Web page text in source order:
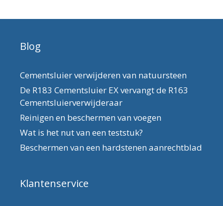
Blog
Cementsluier verwijderen van natuursteen
De R183 Cementsluier EX vervangt de R163
Cementsluierverwijderaar
Reinigen en beschermen van voegen
Wat is het nut van een teststuk?
Beschermen van een hardstenen aanrechtblad
Klantenservice